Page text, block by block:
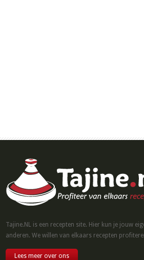
Tajine.NL is een recepten site. Hier kun je jouw
anderen. We willen van elkaars recepten
Lees meer over ons